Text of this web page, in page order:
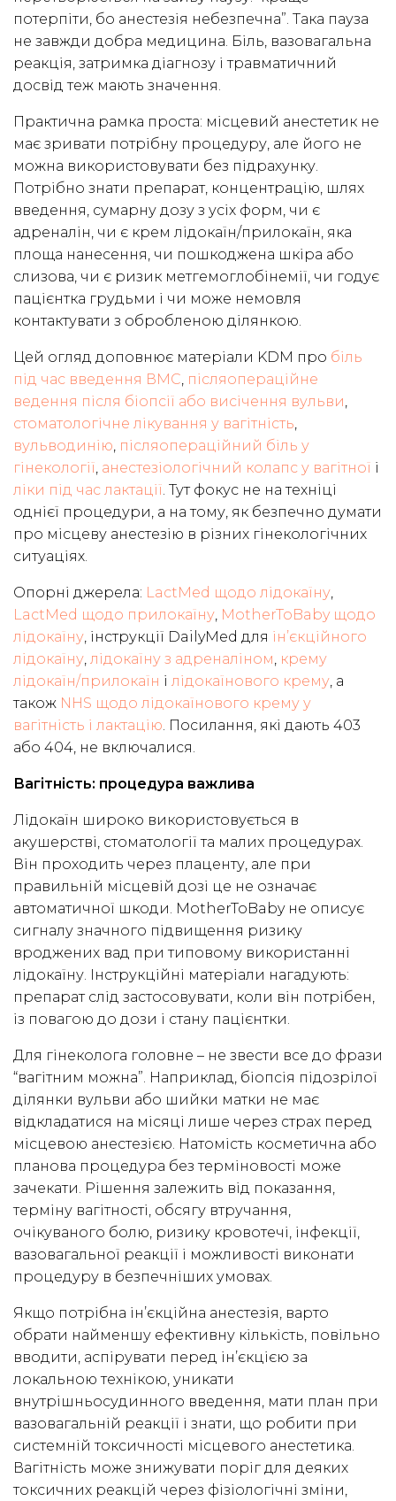
потерпіти, бо анестезія небезпечна”. Така пауза
не завжди добра медицина. Біль, вазовагальна
реакція, затримка діагнозу і травматичний
досвід теж мають значення.
Практична рамка проста: місцевий анестетик не
має зривати потрібну процедуру, але його не
можна використовувати без підрахунку.
Потрібно знати препарат, концентрацію, шлях
введення, сумарну дозу з усіх форм, чи є
адреналін, чи є крем лідокаїн/прилокаїн, яка
площа нанесення, чи пошкоджена шкіра або
слизова, чи є ризик метгемоглобінемії, чи годує
пацієнтка грудьми і чи може немовля
контактувати з обробленою ділянкою.
Цей огляд доповнює матеріали KDM про біль
під час введення ВМС, післяопераційне
ведення після біопсії або висічення вульви,
стоматологічне лікування у вагітність,
вульводинію, післяопераційний біль у
гінекології, анестезіологічний колапс у вагітної і
ліки під час лактації. Тут фокус не на техніці
однієї процедури, а на тому, як безпечно думати
про місцеву анестезію в різних гінекологічних
ситуаціях.
Опорні джерела: LactMed щодо лідокаїну,
LactMed щодо прилокаїну, MotherToBaby щодо
лідокаїну, інструкції DailyMed для ін’єкційного
лідокаїну, лідокаїну з адреналіном, крему
лідокаїн/прилокаїн і лідокаїнового крему, а
також NHS щодо лідокаїнового крему у
вагітність і лактацію. Посилання, які дають 403
або 404, не включалися.
Вагітність: процедура важлива
Лідокаїн широко використовується в
акушерстві, стоматології та малих процедурах.
Він проходить через плаценту, але при
правильній місцевій дозі це не означає
автоматичної шкоди. MotherToBaby не описує
сигналу значного підвищення ризику
вроджених вад при типовому використанні
лідокаїну. Інструкційні матеріали нагадують:
препарат слід застосовувати, коли він потрібен,
із повагою до дози і стану пацієнтки.
Для гінеколога головне – не звести все до фрази
“вагітним можна”. Наприклад, біопсія підозрілої
ділянки вульви або шийки матки не має
відкладатися на місяці лише через страх перед
місцевою анестезією. Натомість косметична або
планова процедура без терміновості може
зачекати. Рішення залежить від показання,
терміну вагітності, обсягу втручання,
очікуваного болю, ризику кровотечі, інфекції,
вазовагальної реакції і можливості виконати
процедуру в безпечніших умовах.
Якщо потрібна ін’єкційна анестезія, варто
обрати найменшу ефективну кількість, повільно
вводити, аспірувати перед ін’єкцією за
локальною технікою, уникати
внутрішньосудинного введення, мати план при
вазовагальній реакції і знати, що робити при
системній токсичності місцевого анестетика.
Вагітність може знижувати поріг для деяких
токсичних реакцій через фізіологічні зміни,